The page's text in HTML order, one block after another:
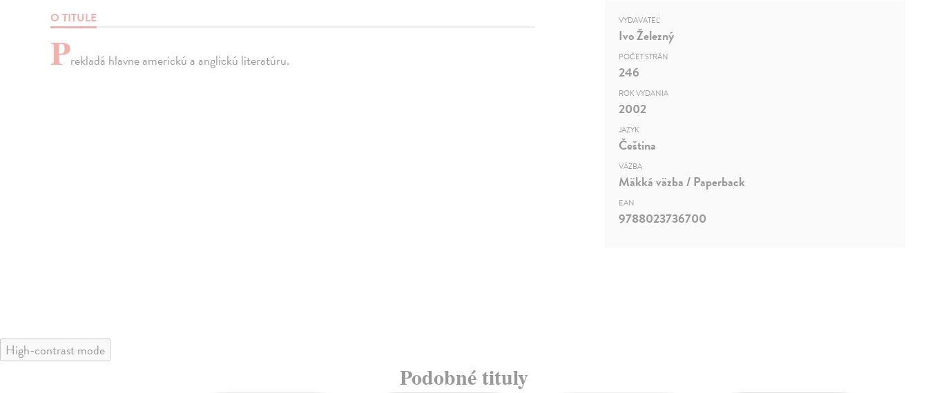
O TITULE
Prekladá hlavne americkú a anglickú literatúru.
VYDAVATEĽ
Ivo Železný
POČET STRÁN
246
ROK VYDANIA
2002
JAZYK
Čeština
VÄZBA
Mäkká väzba / Paperback
EAN
9788023736700
High-contrast mode
Podobné tituly